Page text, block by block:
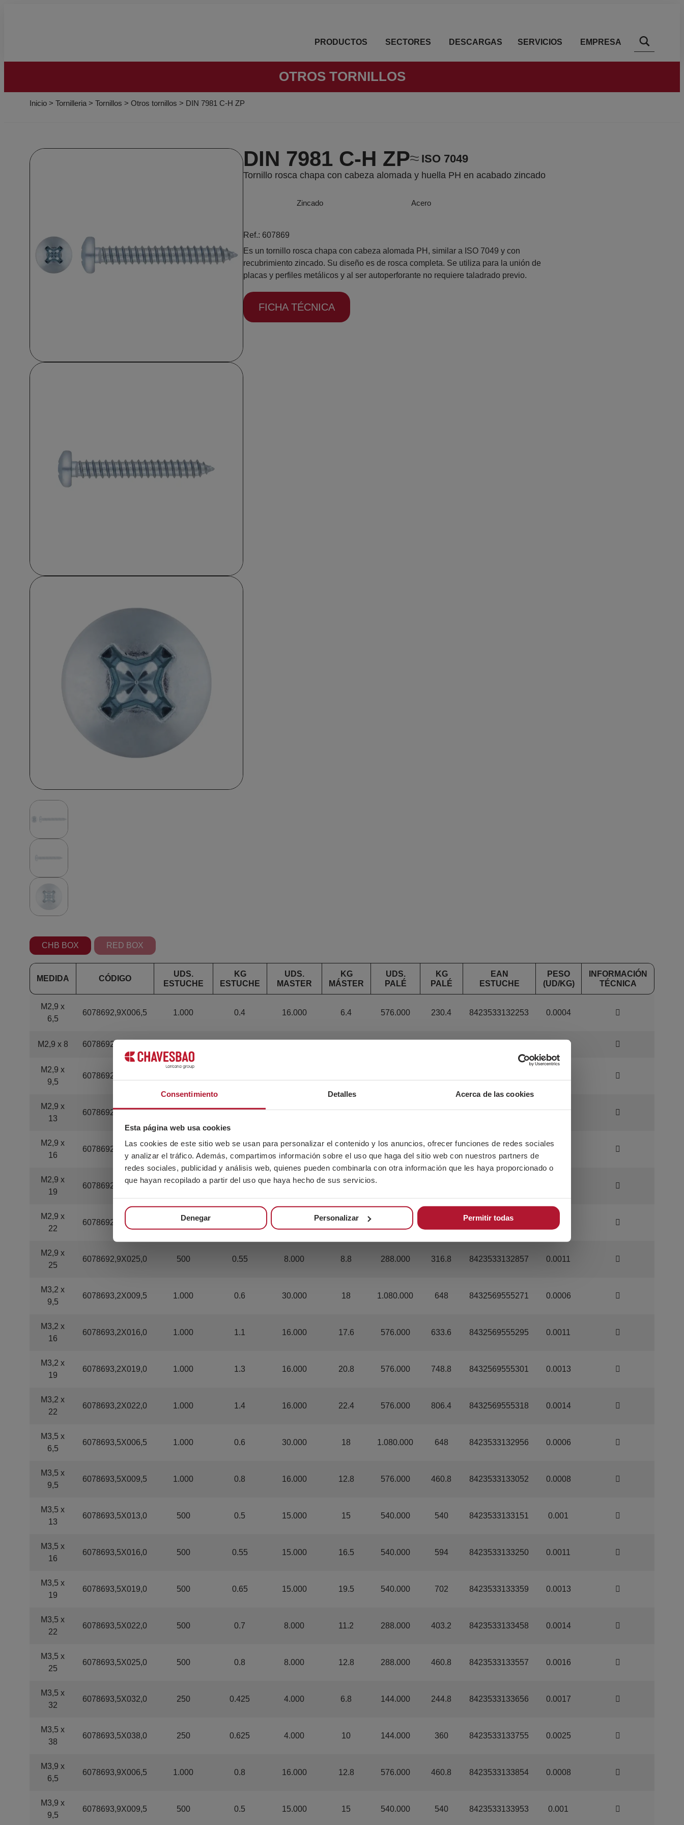
Consentimiento Detalles Acerca de las cookies
Esta página web usa cookies
Las cookies de este sitio web se usan para personalizar el contenido y los anuncios, ofrecer funciones de redes sociales
y analizar el tráfico. Además, compartimos información sobre el uso que haga del sitio web con nuestros partners de
redes sociales, publicidad y análisis web, quienes pueden combinarla con otra información que les haya proporcionado o
que hayan recopilado a partir del uso que haya hecho de sus servicios.
Denegar Personalizar Permitir todas
PRODUCTOS SECTORES DESCARGAS SERVICIOS EMPRESA
OTROS TORNILLOS
Inicio > Tornilleria > Tornillos > Otros tornillos > DIN 7981 C-H ZP
DIN 7981 C-H ZP ISO 7049
Tornillo rosca chapa con cabeza alomada y huella PH en acabado zincado
Zincado Acero
Ref.: 607869
Es un tornillo rosca chapa con cabeza alomada PH, similar a ISO 7049 y con
recubrimiento zincado. Su diseño es de rosca completa. Se utiliza para la unión de
placas y perfiles metálicos y al ser autoperforante no requiere taladrado previo.
FICHA TÉCNICA
CHB BOX RED BOX
MEDIDA CÓDIGO
UDS.
ESTUCHE
KG
ESTUCHE
UDS.
MASTER
KG
MÁSTER
UDS.
PALÉ
KG
PALÉ
EAN
ESTUCHE
PESO
(UD/KG)
INFORMACIÓN
TÉCNICA
M2,9 x
6,5
6078692,9X006,5 1.000 0.4 16.000 6.4 576.000 230.4 8423533132253 0.0004
M2,9 x 8 6078692,9X008,0 0.0005
M2,9 x
9,5
6078692,9X009,5
M2,9 x
13
6078692,9X013,0 1.000 0.6 16.000 9.6 576.000 345.6 8423533132451 0.0006
M2,9 x
16
6078692,9X016,0 1.000 0.7 16.000 11.2 576.000 403.2 8423533132550 0.0007
M2,9 x
19
6078692,9X019,0 1.000 0.8 16.000 12.8
M2,9 x
22
6078692,9X022,0 1.000 16 8423533132758 0.001
M2,9 x
25
6078692,9X025,0 500 0.55 8.000 8.8 288.000 316.8 8423533132857 0.0011
M3,2 x
9,5
6078693,2X009,5 1.000 0.6 30.000 18 1.080.000 648 8432569555271 0.0006
M3,2 x
16
6078693,2X016,0 1.000 1.1 16.000 17.6 576.000 633.6 8432569555295 0.0011
M3,2 x
19
6078693,2X019,0 1.000 1.3 16.000 20.8 576.000 748.8 8432569555301 0.0013
M3,2 x
22
6078693,2X022,0 1.000 1.4 16.000 22.4 576.000 806.4 8432569555318 0.0014
M3,5 x
6,5
6078693,5X006,5 1.000 0.6 30.000 18 1.080.000 648 8423533132956 0.0006
M3,5 x
9,5
6078693,5X009,5 1.000 0.8 16.000 12.8 576.000 460.8 8423533133052 0.0008
M3,5 x
13
6078693,5X013,0 500 0.5 15.000 15 540.000 540 8423533133151 0.001
M3,5 x
16
6078693,5X016,0 500 0.55 15.000 16.5 540.000 594 8423533133250 0.0011
M3,5 x
19
6078693,5X019,0 500 0.65 15.000 19.5 540.000 702 8423533133359 0.0013
M3,5 x
22
6078693,5X022,0 500 0.7 8.000 11.2 288.000 403.2 8423533133458 0.0014
M3,5 x
25
6078693,5X025,0 500 0.8 8.000 12.8 288.000 460.8 8423533133557 0.0016
M3,5 x
32
6078693,5X032,0 250 0.425 4.000 6.8 144.000 244.8 8423533133656 0.0017
M3,5 x
38
6078693,5X038,0 250 0.625 4.000 10 144.000 360 8423533133755 0.0025
M3,9 x
6,5
6078693,9X006,5 1.000 0.8 16.000 12.8 576.000 460.8 8423533133854 0.0008
M3,9 x
9,5
6078693,9X009,5 500 0.5 15.000 15 540.000 540 8423533133953 0.001